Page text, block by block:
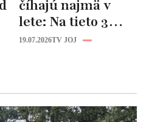
číhajú najmä v
lete: Na tieto 3
pravidlá pri jedle
19.07.2026TV JOJ